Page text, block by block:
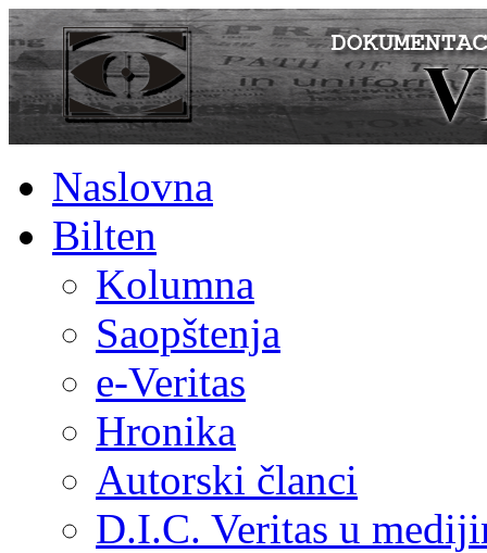
Naslovna
Bilten
Kolumna
Saopštenja
e-Veritas
Hronika
Autorski članci
D.I.C. Veritas u